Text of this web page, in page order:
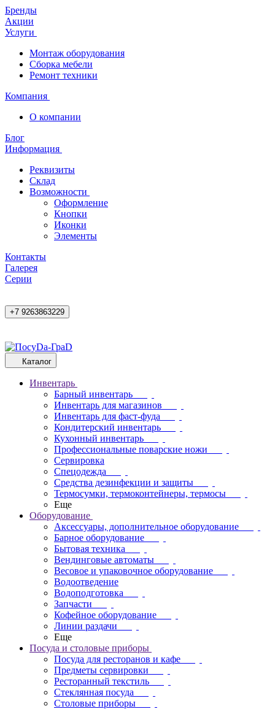
Бренды
Акции
Услуги
Монтаж оборудования
Сборка мебели
Ремонт техники
Компания
О компании
Блог
Информация
Реквизиты
Склад
Возможности
Оформление
Кнопки
Иконки
Элементы
Контакты
Галерея
Cерии
+7 9263863229
Каталог
Инвентарь
Барный инвентарь
Инвентарь для магазинов
Инвентарь для фаст-фуда
Кондитерский инвентарь
Кухонный инвентарь
Профессиональные поварские ножи
Сервировка
Спецодежда
Средства дезинфекции и защиты
Термосумки, термоконтейнеры, термосы
Еще
Оборудование
Аксессуары, дополнительное оборудование
Барное оборудование
Бытовая техника
Вендинговые автоматы
Весовое и упаковочное оборудование
Водоотведение
Водоподготовка
Запчасти
Кофейное оборудование
Линии раздачи
Еще
Посуда и столовые приборы
Посуда для ресторанов и кафе
Предметы сервировки
Ресторанный текстиль
Стеклянная посуда
Столовые приборы